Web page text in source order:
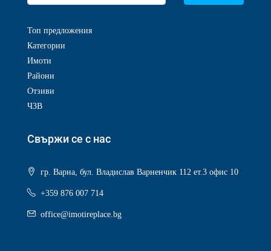
Топ предложения
Категории
Имоти
Райони
Отзиви
ЧЗВ
Свържи се с нас
гр. Варна, бул. Владислав Варненчик 112 ет.3 офис 10
+359 876 007 714
office@imotireplace.bg